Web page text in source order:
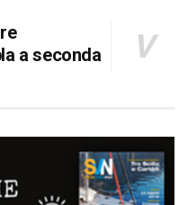
a seconda